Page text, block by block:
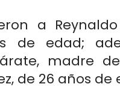
a
de edad;
madre
de 26 años de